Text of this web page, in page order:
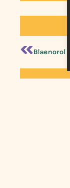
Blaenorol